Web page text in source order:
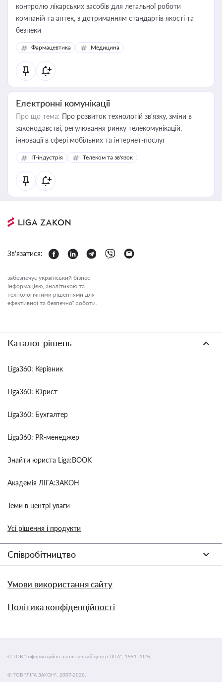
контролю лікарських засобів для легальної роботи
компаній та аптек, з дотриманням стандартів якості та
безпеки
Фармацевтика Медицина
Електронні комунікації
Про що тема: Про розвиток технологій зв'язку, зміни в
законодавстві, регулювання ринку телекомунікацій,
інновації в сфері мобільних та інтернет-послуг
IT-індустрія Телеком та зв'язок
Зв'язатися:
забезпечує український бізнес
інформацією, аналітикою та
технологічними рішеннями для
ефективної та безпечної роботи.
Каталог рішень
Liga360: Керівник
Liga360: Юрист
Liga360: Бухгалтер
Liga360: PR-менеджер
Знайти юриста Liga:BOOK
Академія ЛІГА:ЗАКОН
Теми в центрі уваги
Усі рішення і продукти
Співробітництво
Умови використання сайту
Політика конфіденційності
© ТОВ "інформаційно-аналітичний центр ЛІГА", 1991-2026.
© ТОВ "ЛІГА ЗАКОН", 2007-2026.